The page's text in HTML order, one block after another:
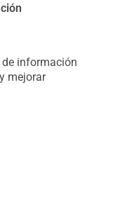
información
mejorar